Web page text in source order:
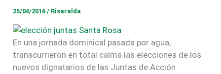
25/04/2016/ Risaralda
En una jornada dominical pasada por agua,
transcurrieron en total calma las elecciones de los
nuevos dignatarios de las Juntas de Acción